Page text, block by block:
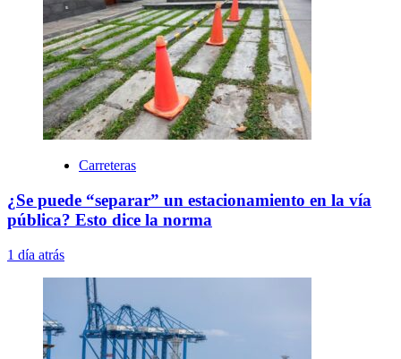
Carreteras
¿Se puede “separar” un estacionamiento en la vía
pública? Esto dice la norma
1 día atrás